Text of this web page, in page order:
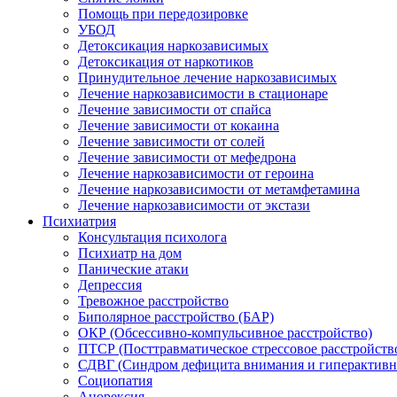
Помощь при передозировке
УБОД
Детоксикация наркозависимых
Детоксикация от наркотиков
Принудительное лечение наркозависимых
Лечение наркозависимости в стационаре
Лечение зависимости от спайса
Лечение зависимости от кокаина
Лечение зависимости от солей
Лечение зависимости от мефедрона
Лечение наркозависимости от героина
Лечение наркозависимости от метамфетамина
Лечение наркозависимости от экстази
Психиатрия
Консультация психолога
Психиатр на дом
Панические атаки
Депрессия
Тревожное расстройство
Биполярное расстройство (БАР)
ОКР (Обсессивно-компульсивное расстройство)
ПТСР (Посттравматическое стрессовое
СДВГ (Синдром дефицита внимания и
Социопатия